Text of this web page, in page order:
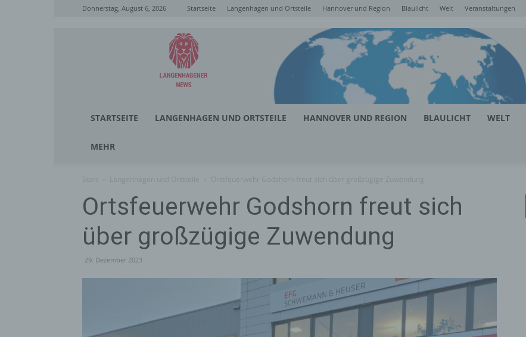
Donnerstag, August 6, 2026 Startseite Langenhagen und Ortsteile Hannover und Region Blaulicht Welt Veranstaltungen
Langenhagener
News
STARTSEITE LANGENHAGEN UND ORTSTEILE HANNOVER UND REGION BLAULICHT WELT
MEHR
Ortsfeuerwehr Godshorn freut sich
über großzügige Zuwendung
29. Dezember 2023